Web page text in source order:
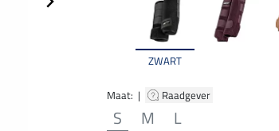
ZWART
Maat: | Raadgever
S M L